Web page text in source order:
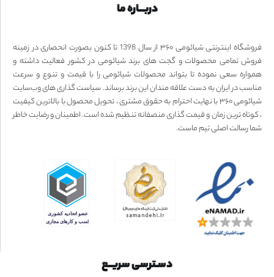
دربـــاره ما
فروشگاه اینترنتی شیائومی ۳۶۰ از سال 1398 تا کنون بصورت انحصاری در زمینه
فروش تمامی محصولات و گجت های برند شیائومی در کشور فعالیت داشته و
همواره سعی نموده تا بتواند محصولات شیائومی را با قیمت و تنوع و سرعت
مناسب در ایران به دست علاقه مندان این برند برساند. سیاست گذاری های وب‌سایت
شیائومی ۳۶۰ با نهایت احترام به حقوق مشتری ، تحویل محصول با بالاترین کیفیت
، کوتاه ترین زمان و قیمت گذاری منصفانه تنظیم شده است. اطمینان و رضایت خاطر
شما رسالت اصلی تیم ماست.
دسـترسی سریــع